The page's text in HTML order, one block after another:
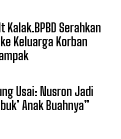
Serahkan
Keluarga Korban
Usai: Nusron Jadi
Anak Buahnya”